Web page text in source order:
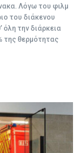
Λόγω του φιλμ
του διάκενου
όλη την διάρκεια
της θερμότητας